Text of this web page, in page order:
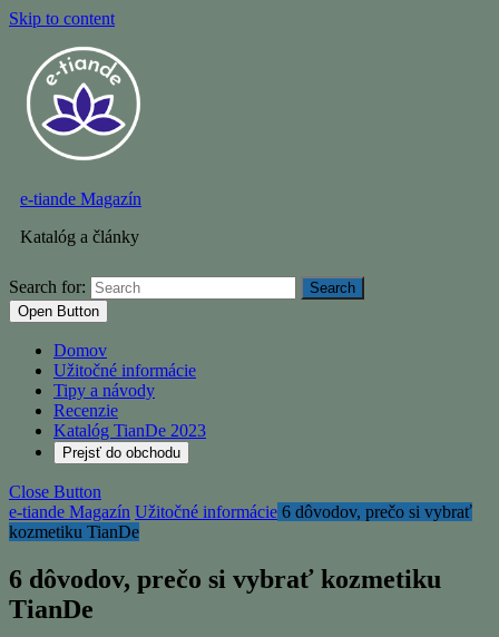
Skip to content
e-tiande Magazín
Katalóg a články
Search for:
Open Button
Domov
Užitočné informácie
Tipy a návody
Recenzie
Katalóg TianDe 2023
Prejsť do obchodu
Close Button
e-tiande Magazín Užitočné informácie 6 dôvodov, prečo si vybrať
kozmetiku TianDe
6 dôvodov, prečo si vybrať kozmetiku
TianDe